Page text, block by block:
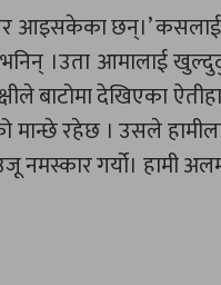
आइसकेका छन्।’ कसलाई
।उता आमालाई
बाटोमा देखिएका
मान्छे रहेछ । उसले
नमस्कार गर्यो। हामी